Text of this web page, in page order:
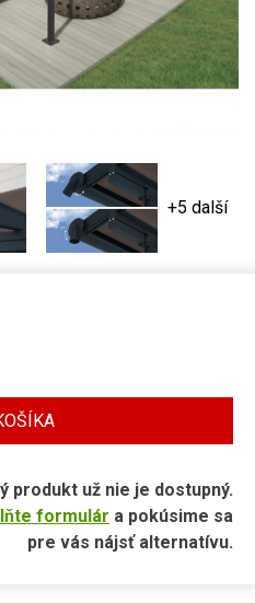
+5 další
produkt už nie je dostupný.
formulár a pokúsime sa
pre vás nájsť alternatívu.